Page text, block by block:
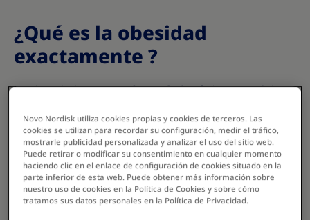
¿Qué es la obesidad
exactamente ?
La obesidad es unaenfermedad crónica compleja y
de grasa corporal que compromete la salud. Lejos de
ser simplemente un problema estético, la obesidad
representa unaenfermedad multifactorial,
reconocida oficialmentepor laOrganización
Mundial de la Salud (OMS).
Novo Nordisk utiliza cookies propias y cookies de terceros. Las
cookies se utilizan para recordar su configuración, medir el tráfico,
mostrarle publicidad personalizada y analizar el uso del sitio web.
Puede retirar o modificar su consentimiento en cualquier momento
haciendo clic en el enlace de configuración de cookies situado en la
parte inferior de esta web. Puede obtener más información sobre
nuestro uso de cookies en la Política de Cookies y sobre cómo
tratamos sus datos personales en la Política de Privacidad.